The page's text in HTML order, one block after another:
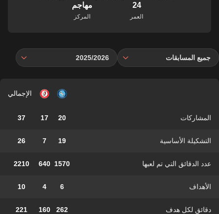
24
العمر
مهاجم
المركز
جميع المسابقات 2025/2026
الإجمالي
المشاركات 20
17
37
التشكيلة الأساسية 19
7
26
عدد الدقائق التي تم لعبها 1570
640
2210
الأهداف 6
4
10
دقائق لكل هدف 262
160
221